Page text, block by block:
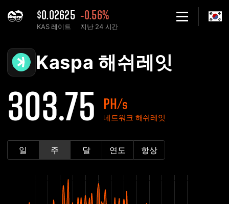
$0.02625
KAS 레이트
-0.56%
지난 24 시간
Kaspa KAS 네트워크 해쉬레잇 차트 - 2Miners
Kaspa 해쉬레잇
303.75 PH/s
네트워크 해쉬레잇
일 주 달 연도 항상